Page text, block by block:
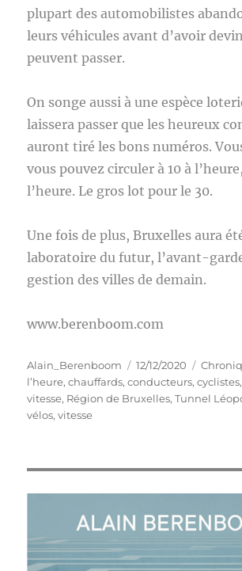
plupart des automobilistes
leurs véhicules avant d’avoir
peuvent passer.
On songe aussi à une espèce
laissera passer que les heureux
auront tiré les bons numéros.
vous pouvez circuler à 10 à
l’heure. Le gros lot pour le 30.
Une fois de plus, Bruxelles aura
laboratoire du futur, l’avant-
gestion des villes de demain.
www.berenboom.com
Auteur
Alain_Berenboom
Publié
le
12/12/2020
l’heure,chauffards,conducteurs,cyclistes,
vitesse, Région de Bruxelles,Tunnel
vélos,vitesse